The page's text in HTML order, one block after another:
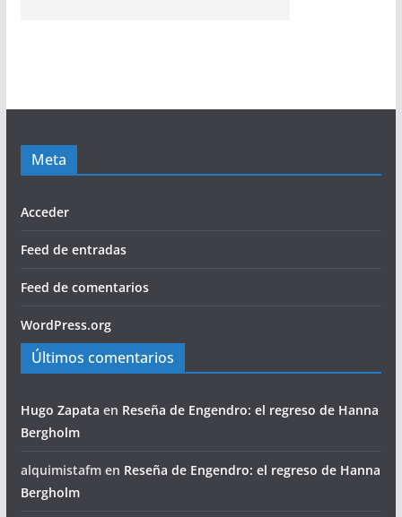
Meta
Acceder
Feed de entradas
Feed de comentarios
WordPress.org
Últimos comentarios
Hugo Zapata en Reseña de Engendro: el regreso de Hanna
Bergholm
alquimistafmen Reseña de Engendro: el regreso de Hanna
Bergholm